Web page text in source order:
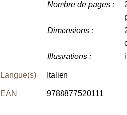
Nombre de pages:
Dimensions:
Illustrations:
Langue(s) Italien
EAN 9788877520111